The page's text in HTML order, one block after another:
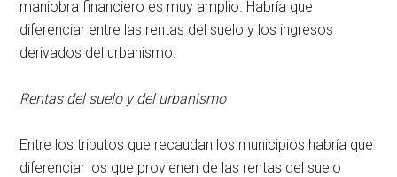
maniobra financiero es muy amplio. Habría que
diferenciar entre las rentas del suelo y los ingresos
derivados del urbanismo.
Rentas del suelo y del urbanismo
Entre los tributos que recaudan los municipios habría que
diferenciar los que provienen de las rentas del suelo